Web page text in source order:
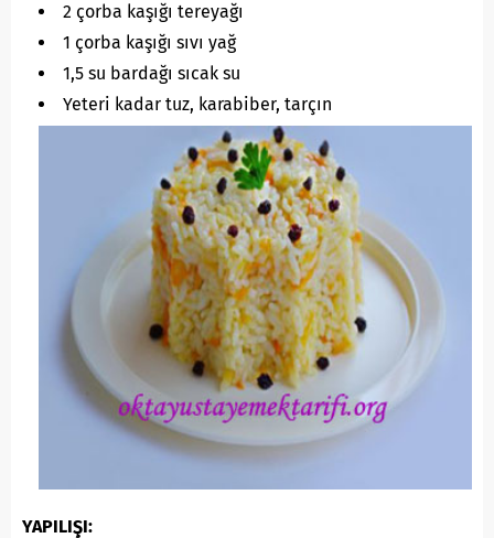
2 çorba kaşığı tereyağı
1 çorba kaşığı sıvı yağ
1,5 su bardağı sıcak su
Yeteri kadar tuz, karabiber, tarçın
YAPILIŞI: